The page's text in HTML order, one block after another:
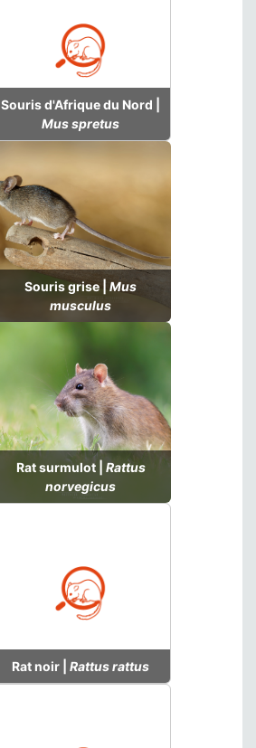
Souris d'Afrique du Nord |
Mus spretus
Souris grise |Mus
musculus
Rat surmulot | Rattus
norvegicus
Rat noir | Rattus rattus